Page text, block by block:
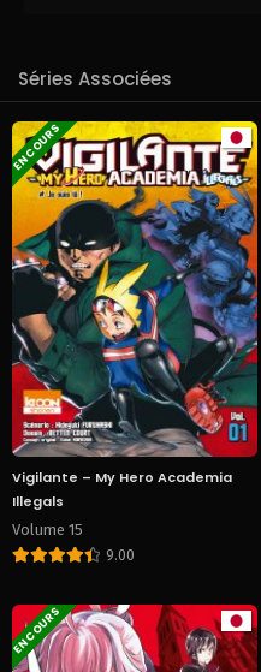
Séries Associées
EN COURS
Vigilante – My Hero Academia
Illegals
Volume 15
9.00
EN COURS